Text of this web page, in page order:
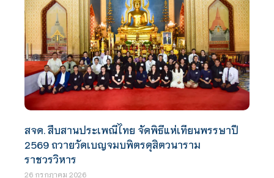
สจด. สืบสานประเพณีไทย จัดพิธีแห่เทียนพรรษาปี
2569 ถวายวัดเบญจมบพิตรดุสิตวนาราม
ราชวรวิหาร
26 กรกฎาคม 2026